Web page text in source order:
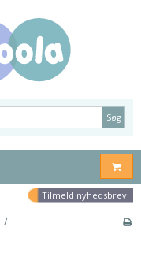
Søg
Tilmeld nyhedsbrev
/